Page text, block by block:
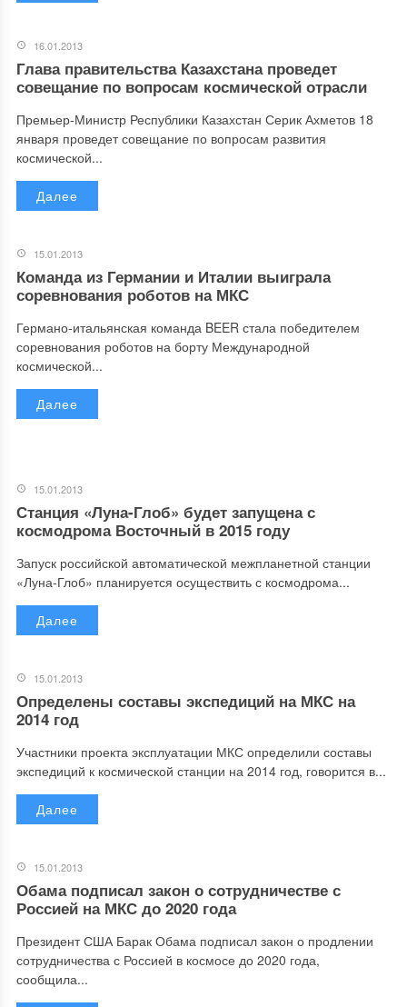
16.01.2013
Глава правительства Казахстана проведет
совещание по вопросам космической отрасли
Премьер-Министр Республики Казахстан Серик Ахметов 18
января проведет совещание по вопросам развития
космической...
Далее
15.01.2013
Команда из Германии и Италии выиграла
соревнования роботов на МКС
Германо-итальянская команда BEER стала победителем
соревнования роботов на борту Международной
космической...
Далее
15.01.2013
Станция «Луна-Глоб» будет запущена с
космодрома Восточный в 2015 году
Запуск российской автоматической межпланетной станции
«Луна-Глоб» планируется осуществить с космодрома...
Далее
15.01.2013
Определены составы экспедиций на МКС на
2014 год
Участники проекта эксплуатации МКС определили составы
экспедиций к космической станции на 2014 год, говорится в...
Далее
15.01.2013
Обама подписал закон о сотрудничестве с
Россией на МКС до 2020 года
Президент США Барак Обама подписал закон о продлении
сотрудничества с Россией в космосе до 2020 года,
сообщила...